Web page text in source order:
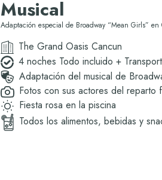
Musical
Adaptación especial de Broadway “Mean Girls” en
The Grand Oasis Cancun
4 noches Todo incluido +
Adaptación del musical de
Fotos con sus actores del reparto
Fiesta rosa en la piscina
Todos los alimentos, bebidas y